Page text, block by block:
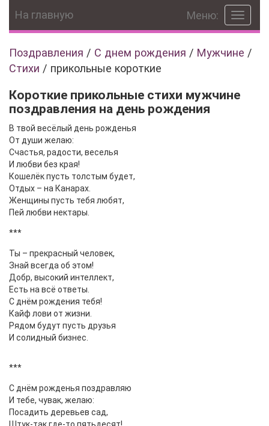
Toggle
На главную Меню:
Поздравления / С днем рождения / Мужчине /
Стихи / прикольные короткие
Короткие прикольные стихи мужчине
поздравления на день рождения
В твой весёлый день рожденья
От души желаю:
Счастья, радости, веселья
И любви без края!
Кошелёк пусть толстым будет,
Отдых – на Канарах.
Женщины пусть тебя любят,
Пей любви нектары.
***
Ты – прекрасный человек,
Знай всегда об этом!
Добр, высокий интеллект,
Есть на всё ответы.
С днём рождения тебя!
Кайф лови от жизни.
Рядом будут пусть друзья
И солидный бизнес.
***
С днём рожденья поздравляю
И тебе, чувак, желаю:
Посадить деревьев сад,